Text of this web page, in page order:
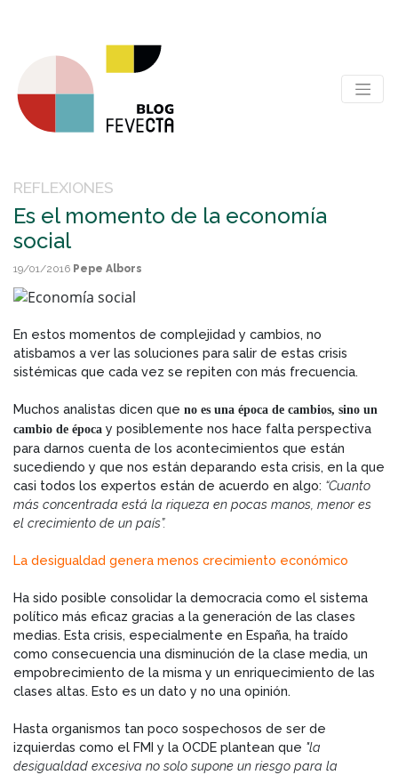
REFLEXIONES
Es el momento de la economía
social
19/01/2016 Pepe Albors
En estos momentos de complejidad y cambios, no
atisbamos a ver las soluciones para salir de estas crisis
sistémicas que cada vez se repiten con más frecuencia.
Muchos analistas dicen que no es una época de cambios, sino un
cambio de época y posiblemente nos hace falta perspectiva
para darnos cuenta de los acontecimientos que están
sucediendo y que nos están deparando esta crisis, en la que
casi todos los expertos están de acuerdo en algo: “Cuanto
más concentrada está la riqueza en pocas manos, menor es
el crecimiento de un país”.
La desigualdad genera menos crecimiento económico
Ha sido posible consolidar la democracia como el sistema
político más eficaz gracias a la generación de las clases
medias. Esta crisis, especialmente en España, ha traído
como consecuencia una disminución de la clase media, un
empobrecimiento de la misma y un enriquecimiento de las
clases altas. Esto es un dato y no una opinión.
Hasta organismos tan poco sospechosos de ser de
izquierdas como el FMI y la OCDE plantean que "la
desigualdad excesiva no solo supone un riesgo para la